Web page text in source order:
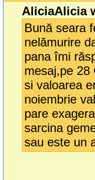
AliciaAlicia
Bună seara
nelămurire
pana îmi
mesaj,pe 28
si valoarea
noiembrie
pare
sarcina
sau este un